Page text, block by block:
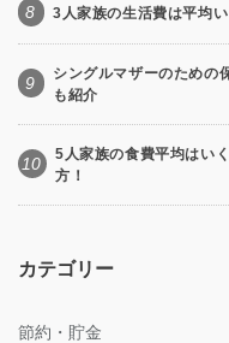
8 3人家族の生活費は平均
9
シングルマザーのための
も紹介
10
5人家族の食費平均はい
方！
カテゴリー
節約・貯金